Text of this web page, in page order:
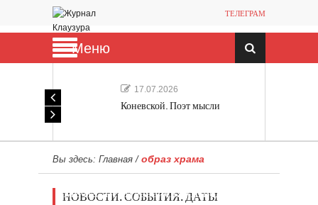
ТЕЛЕГРАМ
Меню
17.07.2026
Коневской. Поэт мысли
Вы здесь: Главная / образ храма
НОВОСТИ. СОБЫТИЯ. ДАТЫ
Мечта, не отдавайся! «Шведская